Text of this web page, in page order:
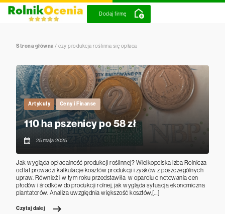
Dodaj firmę
Strona główna / czy produkcja roślinna się opłaca
Artykuły Ceny i Finanse
110 ha pszenicy po 58 zł
25 maja 2025
Jak wygląda opłacalność produkcji roślinnej? Wielkopolska Izba Rolnicza
od lat prowadzi kalkulacje kosztów produkcji i zysków z poszczególnych
upraw. Również i w tym roku przedstawiła w oparciu o notowania cen
płodów i środków do produkcji rolnej, jak wygląda sytuacja ekonomiczna
plantatorów. Analiza uwzględnia większość kosztów,[…]
Czytaj dalej